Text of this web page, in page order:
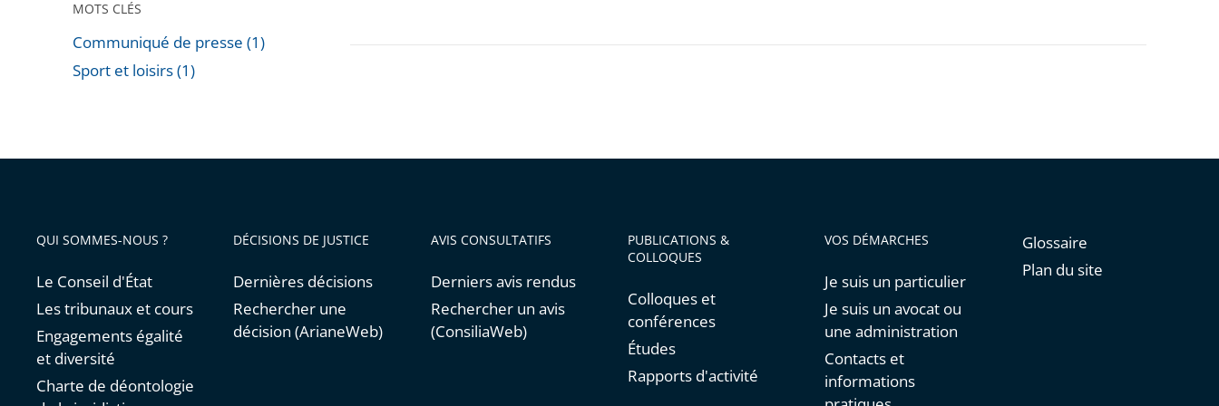
MOTS CLÉS
Communiqué de presse (1)
Sport et loisirs (1)
QUI SOMMES-NOUS ?
Le Conseil d'État
Les tribunaux et cours
Engagements égalité
et diversité
Charte de déontologie
DÉCISIONS DE JUSTICE
Dernières décisions
Rechercher une
décision (ArianeWeb)
AVIS CONSULTATIFS
Derniers avis rendus
Rechercher un avis
(ConsiliaWeb)
PUBLICATIONS &
COLLOQUES
Colloques et
conférences
Études
Rapports d'activité
VOS DÉMARCHES
Je suis un particulier
Je suis un avocat ou
une administration
Contacts et
informations
Glossaire
Plan du site